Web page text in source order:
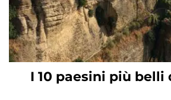
I 10 paesini più belli